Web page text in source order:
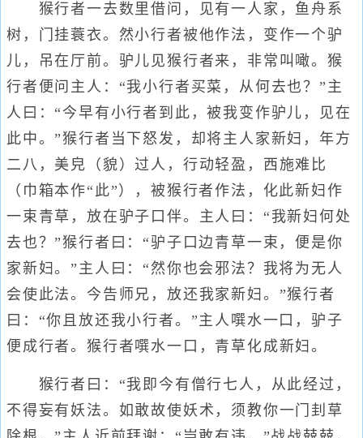
猴行者一去数里借问，见有一人家，鱼舟系
树，门挂蓑衣。然小行者被他作法，变作一个驴
儿，吊在厅前。驴儿见猴行者来，非常叫噉。猴
行者便问主人：“我小行者买菜，从何去也？”主
人曰：“今早有小行者到此，被我变作驴儿，见在
此中。”猴行者当下怒发，却将主人家新妇，年方
二八，美皃（貌）过人，行动轻盈，西施难比
（巾箱本作“此”），被猴行者作法，化此新妇作
一束青草，放在驴子口伴。主人曰：“我新妇何处
去也？”猴行者曰：“驴子口边青草一束，便是你
家新妇。”主人曰：“然你也会邪法？我将为无人
会使此法。今告师兄，放还我家新妇。”猴行者
曰：“你且放还我小行者。”主人噀水一口，驴子
便成行者。猴行者噀水一口，青草化成新妇。
猴行者曰：“我即今有僧行七人，从此经过，
不得妄有妖法。如敢故使妖术，须教你一门刲草